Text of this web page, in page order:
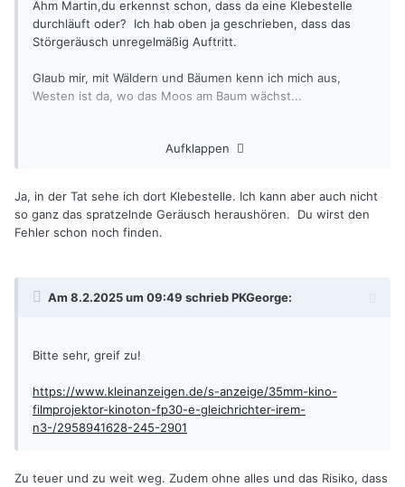
Ähm Martin,du erkennst schon, dass da eine Klebestelle
durchläuft oder? Ich hab oben ja geschrieben, dass das
Störgeräusch unregelmäßig Auftritt.
Glaub mir, mit Wäldern und Bäumen kenn ich mich aus,
Westen ist da, wo das Moos am Baum wächst...
Aufklappen
Ja, in der Tat sehe ich dort Klebestelle. Ich kann aber auch nicht
so ganz das spratzelnde Geräusch heraushören. Du wirst den
Fehler schon noch finden.
Am 8.2.2025 um 09:49 schriebPKGeorge:
Bitte sehr, greif zu!
https://www.kleinanzeigen.de/s-anzeige/35mm-kino-
filmprojektor-kinoton-fp30-e-gleichrichter-irem-
n3-/2958941628-245-2901
Zu teuer und zu weit weg. Zudem ohne alles und das Risiko, dass